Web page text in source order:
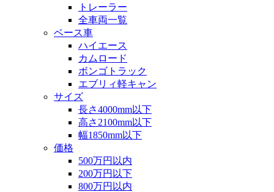
トレーラー
全車両一覧
ベース車
ハイエース
カムロード
ボンゴトラック
エブリィ軽キャン
サイズ
長さ4000mm以下
高さ2100mm以下
幅1850mm以下
価格
500万円以内
200万円以下
800万円以内